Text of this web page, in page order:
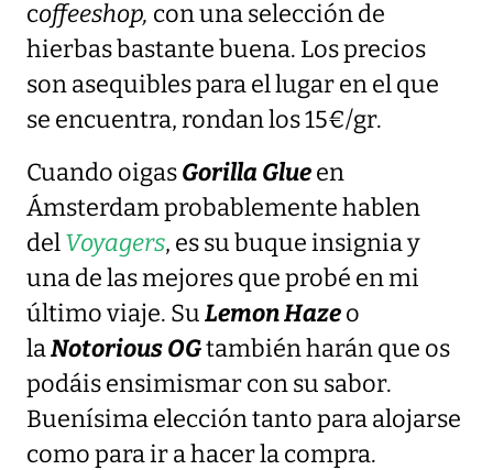
coffeeshop, con una selección de
hierbas bastante buena. Los precios
son asequibles para el lugar en el que
se encuentra, rondan los 15€/gr.
Cuando oigasGorilla Glueen
Ámsterdam probablemente hablen
delVoyagers, es su buque insignia y
una de las mejores que probé en mi
último viaje. SuLemon Hazeo
laNotoriousOGtambién harán que os
podáis ensimismar con su sabor.
Buenísima elección tanto para alojarse
como para ir a hacer la compra.